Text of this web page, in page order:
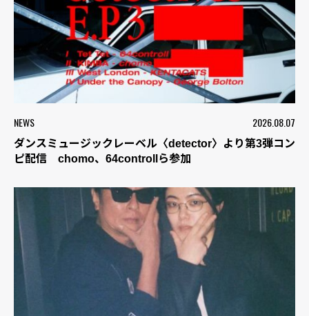
NEWS 2026.08.07
ダンスミュージックレーベル〈detector〉より第3弾コン
ピ配信 chomo、64controllら参加